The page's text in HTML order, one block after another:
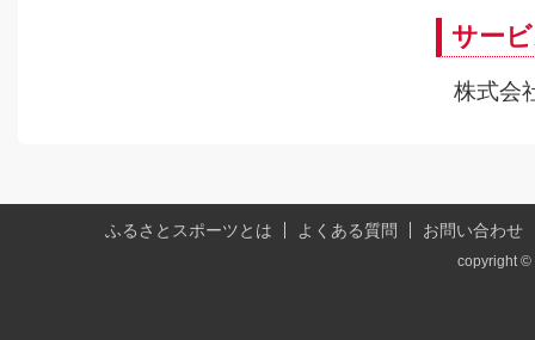
サー
株式会
ふるさとスポーツとは よくある質問 お問い合わせ
copyright ©